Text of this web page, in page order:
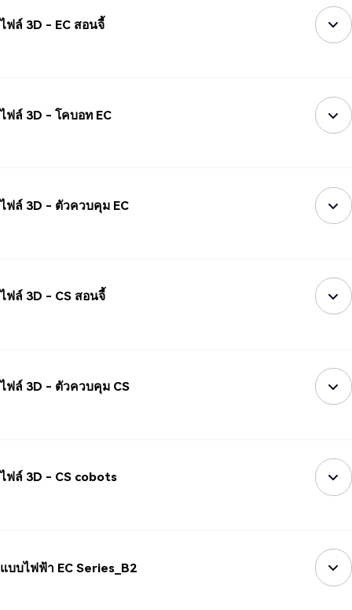
ไฟล์ 3D - EC สอนจี้
ไฟล์ 3D - โคบอท EC
ไฟล์ 3D - ตัวควบคุม EC
ไฟล์ 3D - CS สอนจี้
ไฟล์ 3D - ตัวควบคุม CS
ไฟล์ 3D - CS cobots
แบบไฟฟ้า EC Series_B2